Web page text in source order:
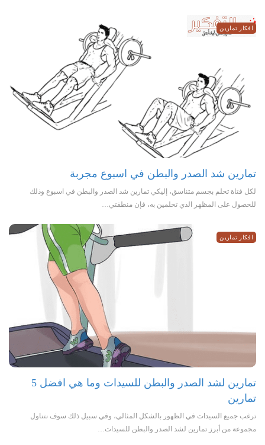
افكار تمارين
تمارين شد الصدر والبطن في اسبوع مجربة
لكل فتاة تحلم بجسم متناسق، إليكي تمارين شد الصدر والبطن في اسبوع وذلك
للحصول على المظهر الذي تحلمين به، فإن منطقتي…
افكار تمارين
تمارين لشد الصدر والبطن للسيدات وما هي افضل 5
تمارين
ترغب جميع السيدات في الظهور بالشكل المثالي، وفي سبيل ذلك سوف نتناول
مجموعة من أبرز تمارين لشد الصدر والبطن للسيدات…